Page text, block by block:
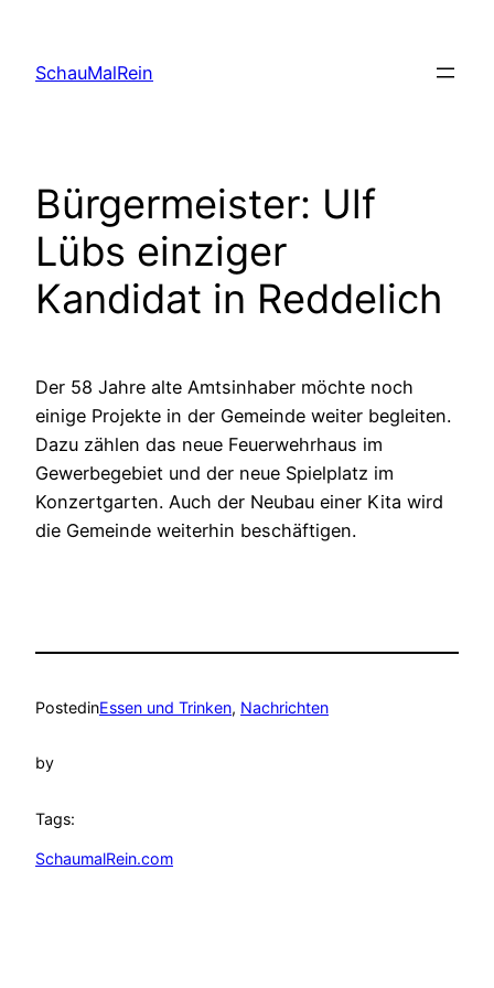
content
SchauMalRein
Bürgermeister: Ulf
Lübs einziger
Kandidat in Reddelich
Der 58 Jahre alte Amtsinhaber möchte noch
einige Projekte in der Gemeinde weiter begleiten.
Dazu zählen das neue Feuerwehrhaus im
Gewerbegebiet und der neue Spielplatz im
Konzertgarten. Auch der Neubau einer Kita wird
die Gemeinde weiterhin beschäftigen.
PostedinEssen und Trinken, Nachrichten
by
Tags:
SchaumalRein.com